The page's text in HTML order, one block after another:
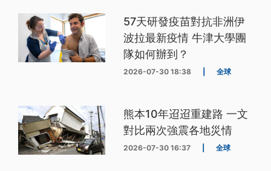
57天研發疫苗對抗非洲伊
波拉最新疫情 牛津大學團
隊如何辦到？
2026-07-30 18:38 全球
熊本10年迢迢重建路 一文
對比兩次強震各地災情
2026-07-30 16:37 全球